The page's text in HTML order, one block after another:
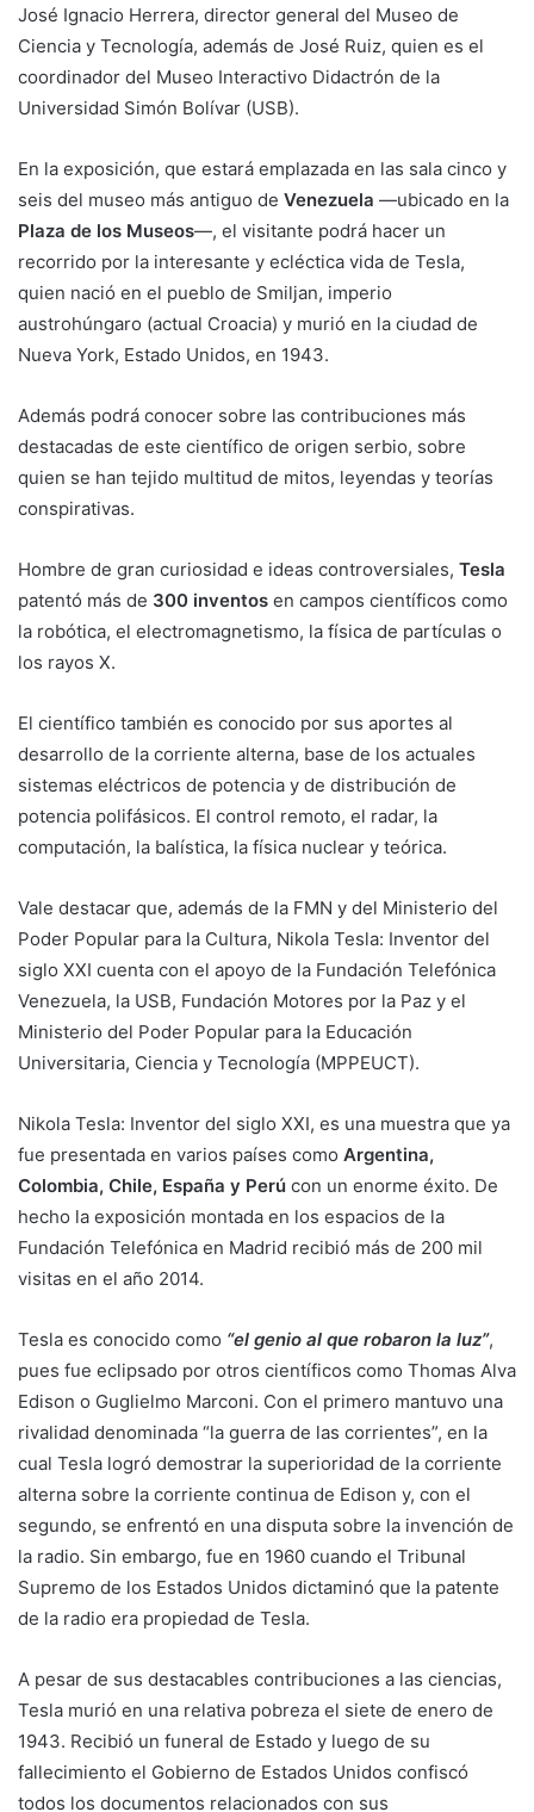
José Ignacio Herrera, director general del Museo de
Ciencia y Tecnología, además de José Ruiz, quien es el
coordinador del Museo Interactivo Didactrón de la
Universidad Simón Bolívar (USB).
En la exposición, que estará emplazada en las sala cinco y
seis del museo más antiguo de Venezuela —ubicado en la
Plaza de los Museos—, el visitante podrá hacer un
recorrido por la interesante y ecléctica vida de Tesla,
quien nació en el pueblo de Smiljan, imperio
austrohúngaro (actual Croacia) y murió en la ciudad de
Nueva York, Estado Unidos, en 1943.
Además podrá conocer sobre las contribuciones más
destacadas de este científico de origen serbio, sobre
quien se han tejido multitud de mitos, leyendas y teorías
conspirativas.
Hombre de gran curiosidad e ideas controversiales, Tesla
patentó más de 300 inventos en campos científicos como
la robótica, el electromagnetismo, la física de partículas o
los rayos X.
El científico también es conocido por sus aportes al
desarrollo de la corriente alterna, base de los actuales
sistemas eléctricos de potencia y de distribución de
potencia polifásicos. El control remoto, el radar, la
computación, la balística, la física nuclear y teórica.
Vale destacar que, además de la FMN y del Ministerio del
Poder Popular para la Cultura, Nikola Tesla: Inventor del
siglo XXI cuenta con el apoyo de la Fundación Telefónica
Venezuela, la USB, Fundación Motores por la Paz y el
Ministerio del Poder Popular para la Educación
Universitaria, Ciencia y Tecnología (MPPEUCT).
Nikola Tesla: Inventor del siglo XXI, es una muestra que ya
fue presentada en varios países como Argentina,
Colombia, Chile, España y Perú con un enorme éxito. De
hecho la exposición montada en los espacios de la
Fundación Telefónica en Madrid recibió más de 200 mil
visitas en el año 2014.
Tesla es conocido como “el genio al que robaron la luz”,
pues fue eclipsado por otros científicos como Thomas Alva
Edison o Guglielmo Marconi. Con el primero mantuvo una
rivalidad denominada “la guerra de las corrientes”, en la
cual Tesla logró demostrar la superioridad de la corriente
alterna sobre la corriente continua de Edison y, con el
segundo, se enfrentó en una disputa sobre la invención de
la radio. Sin embargo, fue en 1960 cuando el Tribunal
Supremo de los Estados Unidos dictaminó que la patente
de la radio era propiedad de Tesla.
A pesar de sus destacables contribuciones a las ciencias,
Tesla murió en una relativa pobreza el siete de enero de
1943. Recibió un funeral de Estado y luego de su
fallecimiento el Gobierno de Estados Unidos confiscó
todos los documentos relacionados con sus